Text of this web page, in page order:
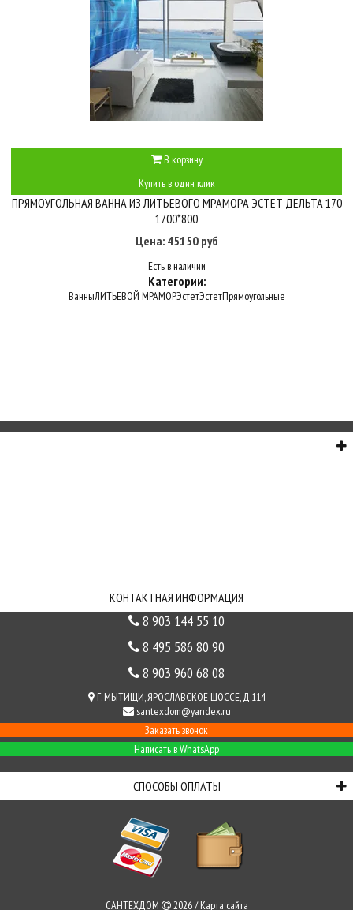
В корзину
Купить в один клик
ПРЯМОУГОЛЬНАЯ ВАННА ИЗ ЛИТЬЕВОГО МРАМОРА ЭСТЕТ ДЕЛЬТА 170
1700*800
Цена: 45150 руб
Есть в наличии
Категории:
ВанныЛИТЬЕВОЙ МРАМОРЭстетЭстетПрямоугольные
КОНТАКТНАЯ ИНФОРМАЦИЯ
8 903 144 55 10
8 495 586 80 90
8 903 960 68 08
Г. МЫТИЩИ, ЯРОСЛАВСКОЕ ШОССЕ, Д.114
santexdom@yandex.ru
Заказать звонок
Написать в WhatsApp
СПОСОБЫ ОПЛАТЫ
САНТЕХДОМ 2026 /Карта сайта